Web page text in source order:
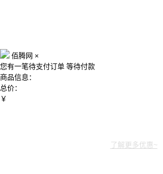
佰腾网 ×
您有一笔待支付订单 等待付款
商品信息：
总价：
￥
了解更多优惠~